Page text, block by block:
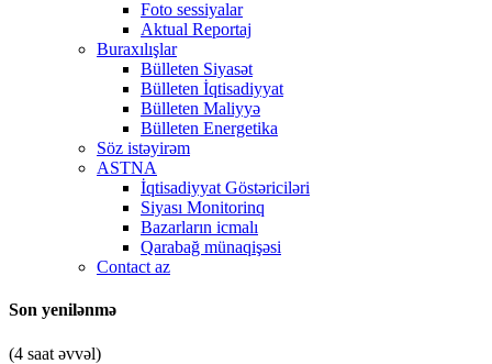
Foto sessiyalar
Aktual Reportaj
Buraxılışlar
Bülleten Siyasət
Bülleten İqtisadiyyat
Bülleten Maliyyə
Bülleten Energetika
Söz istəyirəm
ASTNA
İqtisadiyyat Göstəriciləri
Siyası Monitorinq
Bazarların icmalı
Qarabağ münaqişəsi
Contact az
Son yenilənmə
(4 saat əvvəl)